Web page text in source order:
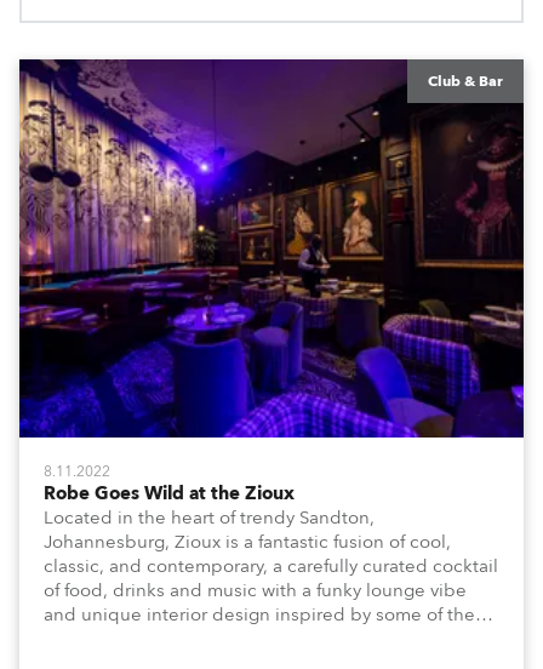
Club & Bar
8.11.2022
Robe Goes Wild at the Zioux
Located in the heart of trendy Sandton,
Johannesburg, Zioux is a fantastic fusion of cool,
classic, and contemporary, a carefully curated cocktail
of food, drinks and music with a funky lounge vibe
and unique interior design inspired by some of the